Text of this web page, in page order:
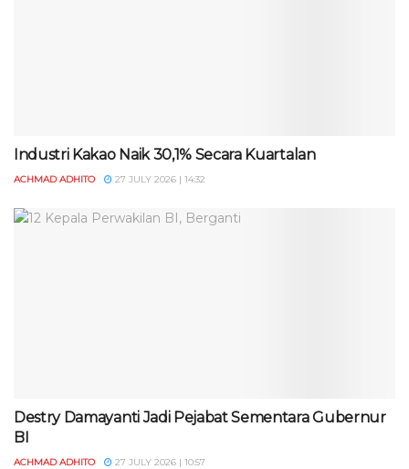
Industri Kakao Naik 30,1% Secara Kuartalan
ACHMAD ADHITO 27 JULY 2026 | 14:32
Destry Damayanti Jadi Pejabat Sementara Gubernur
BI
ACHMAD ADHITO 27 JULY 2026 | 10:57